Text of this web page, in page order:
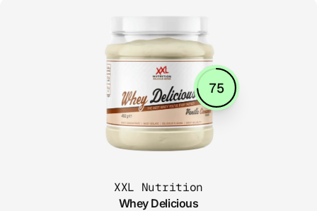
75
XXL Nutrition
Whey Delicious